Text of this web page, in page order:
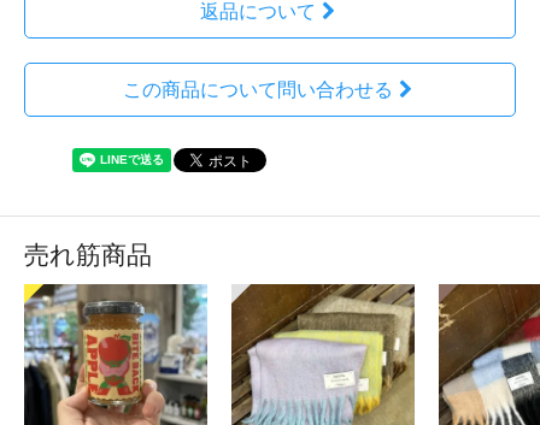
返品について
この商品について問い合わせる
売れ筋商品